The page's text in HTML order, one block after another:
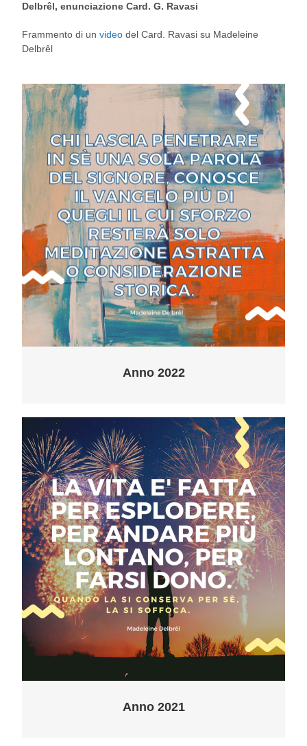
Delbrêl, enunciazione Card. G. Ravasi
Frammento di unvideodel Card. Ravasi su Madeleine
Delbrêl
Anno 2022
Anno 2021